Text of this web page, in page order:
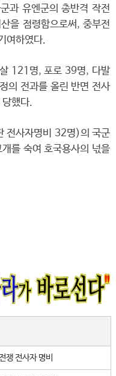
과 유엔군의 총반격 작전
을 점령함으로써, 중부전
여하였다.
121명, 포로 39명, 다발
의 전과를 올린 반면 전사
했다.
전사자명비 32명)의 국군
를 숙여 호국용사의 넋을
쟁 전사자 명비